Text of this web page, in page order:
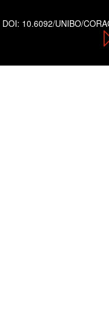
DOI: 10.6092/UNIBO/